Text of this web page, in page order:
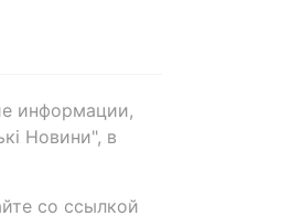
информации,
Новини", в
со ссылкой